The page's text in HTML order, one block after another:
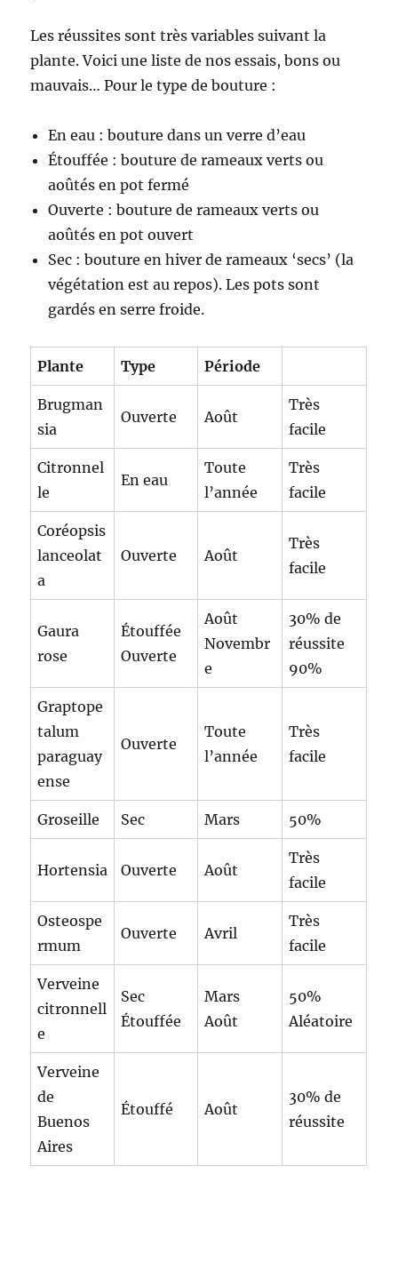
Les réussites sont très variables suivant la
plante. Voici une liste de nos essais, bons ou
mauvais… Pour le type de bouture :
En eau : bouture dans un verre d’eau
Étouffée : bouture de rameaux verts ou
aoûtés en pot fermé
Ouverte : bouture de rameaux verts ou
aoûtés en pot ouvert
Sec : bouture en hiver de rameaux ‘secs’ (la
végétation est au repos). Les pots sont
gardés en serre froide.
Plante Type Période
Brugman
sia
Ouverte Août
Très
facile
Citronnel
le
En eau
Toute
l’année
Très
facile
Coréopsis
lanceolat
a
Ouverte Août
Très
facile
Gaura
rose
Étouffée
Ouverte
Août
Novembr
e
30% de
réussite
90%
Graptope
talum
paraguay
ense
Ouverte
Toute
l’année
Très
facile
Groseille Sec Mars 50%
Hortensia Ouverte Août
Très
facile
Osteospe
rmum
Ouverte Avril
Très
facile
Verveine
citronnell
e
Sec
Étouffée
Mars
Août
50%
Aléatoire
Verveine
de
Buenos
Aires
Étouffé Août
30% de
réussite